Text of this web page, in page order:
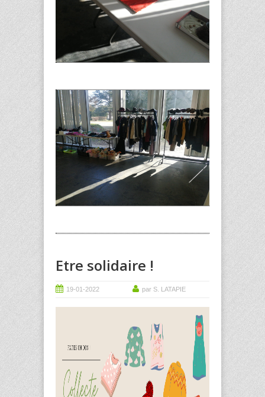
Etre solidaire !
19-01-2022 par S. LATAPIE